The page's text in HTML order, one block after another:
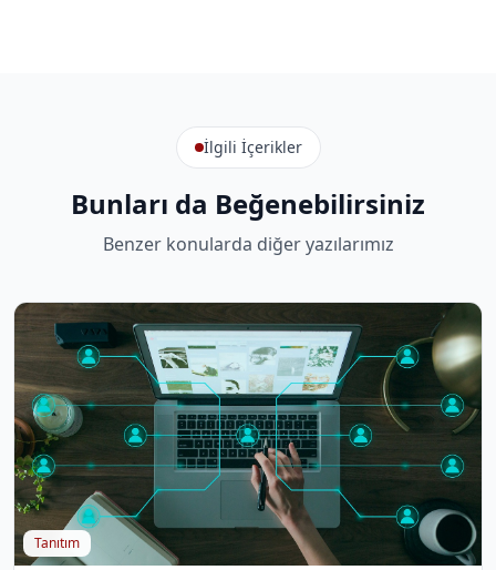
İlgili İçerikler
Bunları da Beğenebilirsiniz
Benzer konularda diğer yazılarımız
Tanıtım